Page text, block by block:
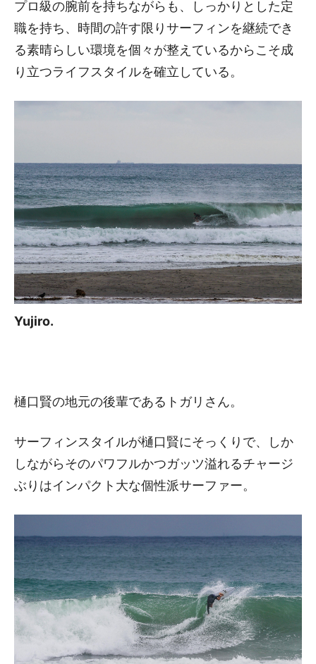
プロ級の腕前を持ちながらも、しっかりとした定
職を持ち、時間の許す限りサーフィンを継続でき
る素晴らしい環境を個々が整えているからこそ成
り立つライフスタイルを確立している。
Yujiro.
樋口賢の地元の後輩であるトガリさん。
サーフィンスタイルが樋口賢にそっくりで、しか
しながらそのパワフルかつガッツ溢れるチャージ
ぶりはインパクト大な個性派サーファー。